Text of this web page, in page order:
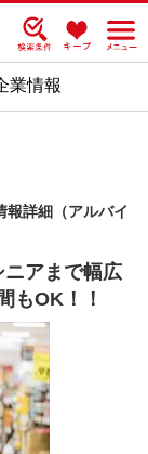
業情報
報詳細（アルバイ
アまで幅広
もOK！！